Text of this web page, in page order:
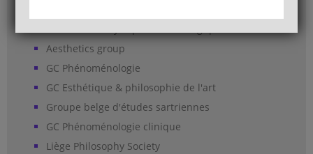
Aesthetics group
GC Phénoménologie
GC Esthétique & philosophie de l'art
Groupe belge d'études sartriennes
GC Phénoménologie clinique
Liège Philosophy Society